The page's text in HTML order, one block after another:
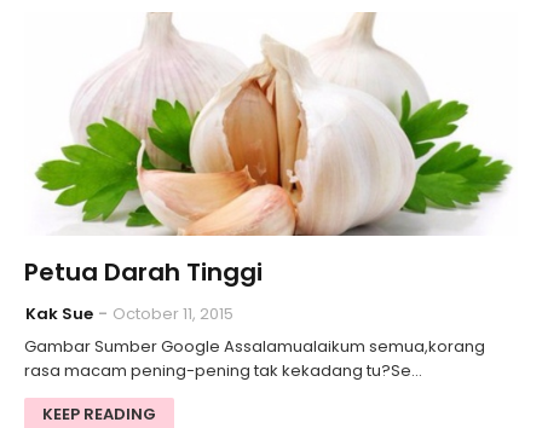
Petua Darah Tinggi
Kak Sue
October 11, 2015
Gambar Sumber Google Assalamualaikum semua,korang
rasa macam pening-pening tak kekadang tu?Se…
KEEP READING